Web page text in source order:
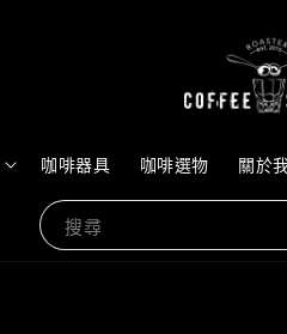
搜尋
咖啡器具 咖啡選物 關於